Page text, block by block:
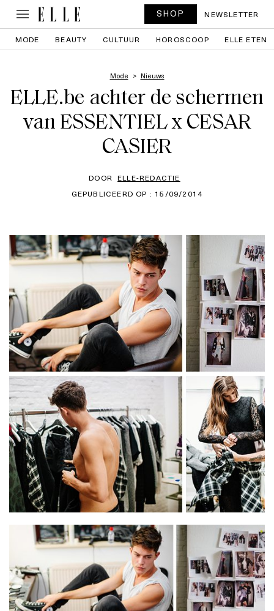
SHOP NEWSLETTER
MODE BEAUTY CULTUUR HOROSCOOP ELLE ETEN
Mode Nieuws
ELLE.be achter de schermen
van ESSENTIEL x CESAR
CASIER
DOOR ELLE-REDACTIE
GEPUBLICEERD OP : 15/09/2014